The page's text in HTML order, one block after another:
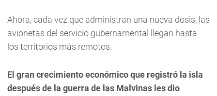
Ahora, cada vez que administran una nueva dosis, las
avionetas del servicio gubernamental llegan hasta
los territorios más remotos.
El gran crecimiento económico que registró la isla
después de la guerra de las Malvinas les dio